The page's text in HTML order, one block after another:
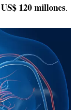
US$ 120 millones.